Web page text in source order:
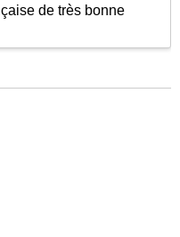
de très bonne